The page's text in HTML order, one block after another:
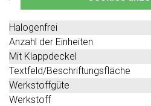
Farbe
Halogenfrei
Anzahl der Einheiten
Mit Klappdeckel
Textfeld/Beschriftungsfläche
Werkstoffgüte
Werkstoff